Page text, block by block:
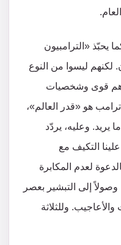
يحبّذ «الترامبيون
لكنهم ليسوا من النوع
هم قوى وشخصيات
هو «قدر العالم»،
يريد. وعليه، يردّد
التكيف مع
لعدم المكابرة
إلى التبشير بعصر
وللثلاثة